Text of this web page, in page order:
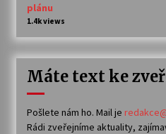
plánu
1.4k views
Máte text ke
Pošlete nám ho. Mail je
Rádi zveřejníme aktuality,